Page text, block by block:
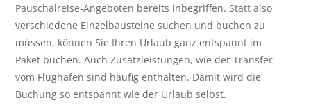
Pauschalreise-Angeboten bereits inbegriffen. Statt also
verschiedene Einzelbausteine suchen und buchen zu
müssen, können Sie Ihren Urlaub ganz entspannt im
Paket buchen. Auch Zusatzleistungen, wie der Transfer
vom Flughafen sind häufig enthalten. Damit wird die
Buchung so entspannt wie der Urlaub selbst.